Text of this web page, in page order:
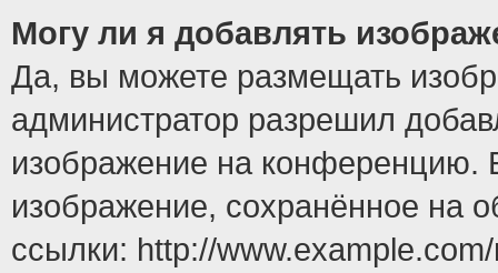
Могу ли я добавлять
Да, вы можете размещать
администратор разрешил
изображение на конференцию.
изображение, сохранённое на
ссылки: http://